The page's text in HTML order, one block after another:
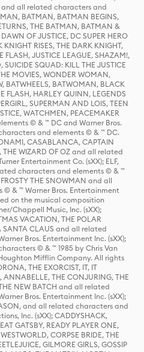
and all related characters and
BATMAN, BATMAN BEGINS,
THE BATMAN, BATMAN &
OF JUSTICE, DC SUPER HERO
RISES, THE DARK KNIGHT,
FLASH, JUSTICE LEAGUE, SHAZAM!,
SUICIDE SQUAD: KILL THE JUSTICE
MOVIES, WONDER WOMAN,
BATWHEELS, BATWOMAN, BLACK
FLASH, HARLEY QUINN, LEGENDS
SUPERMAN AND LOIS, TEEN
WATCHMEN, PEACEMAKER
© & ™ DC and Warner Bros.
and elements © & ™ DC.
CASABLANCA, CAPTAIN
THE WIZARD OF OZ and all related
Entertainment Co. (sXX); ELF,
characters and elements © & ™
THE SNOWMAN and all
& ™ Warner Bros. Entertainment
on the musical composition
Chappell Music, Inc. (sXX);
VACATION, THE POLAR
SANTA CLAUS and all related
Bros. Entertainment Inc. (sXX);
© & ™ 1985 by Chris Van
Mifflin Company. All rights
THE EXORCIST, IT, IT
ANNABELLE, THE CONJURING, THE
NEW BATCH and all related
Bros. Entertainment Inc. (sXX);
and all related characters and
Inc. (sXX); CADDYSHACK,
GATSBY, READY PLAYER ONE,
CORPSE BRIDE, THE
GILMORE GIRLS, GOSSIP